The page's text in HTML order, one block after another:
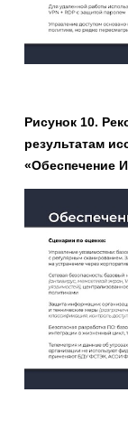
Рисунок 10.
результатам
«Обеспечение